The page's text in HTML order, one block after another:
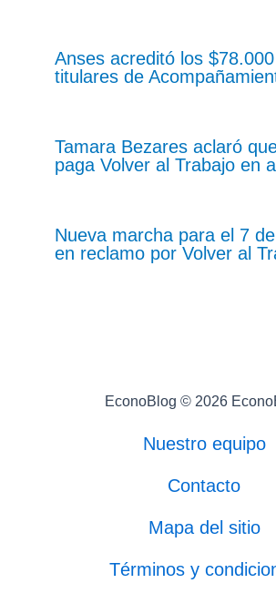
Anses acreditó los
titulares de
Tamara Bezares aclaró
paga Volver al Trabajo en
Nueva marcha para el 7
en reclamo por Volver al
EconoBlog © 2026
Nuestro equipo
Contacto
Mapa del sitio
Términos y